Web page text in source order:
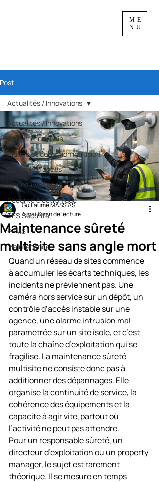
ME
NU
Post
Actualités / Innovations
Sécurité incendie
Alarme et détection intrusion
Contrôle d'accès
Vidéosurveillance
Sécurité électronique
SES Sécurité
PPMS
Maintenance
Actualités / Innovations
Maintenance sûreté
multisite sans angle mort
Guillaume MASSIAS
4 mai 6 min de lecture
Quand un réseau de sites commence
à accumuler les écarts techniques, les
incidents ne préviennent pas. Une
caméra hors service sur un dépôt, un
contrôle d’accès instable sur une
agence, une alarme intrusion mal
paramétrée sur un site isolé, et c’est
toute la chaîne d’exploitation qui se
fragilise. La maintenance sûreté
multisite ne consiste donc pas à
additionner des dépannages. Elle
organise la continuité de service, la
cohérence des équipements et la
capacité à agir vite, partout où
l’activité ne peut pas attendre.
Pour un responsable sûreté, un
directeur d’exploitation ou un property
manager, le sujet est rarement
théorique. Il se mesure en temps